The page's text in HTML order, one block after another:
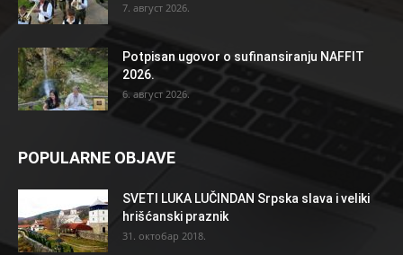
7. август 2026.
Potpisan ugovor o sufinansiranju NAFFIT
2026.
6. август 2026.
POPULARNE OBJAVE
SVETI LUKA LUČINDAN Srpska slava i veliki
hrišćanski praznik
31. октобар 2018.